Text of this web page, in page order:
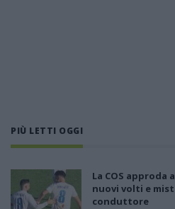
PIÙ LETTI OGGI
La COS approda
nuovi volti e
conduttore